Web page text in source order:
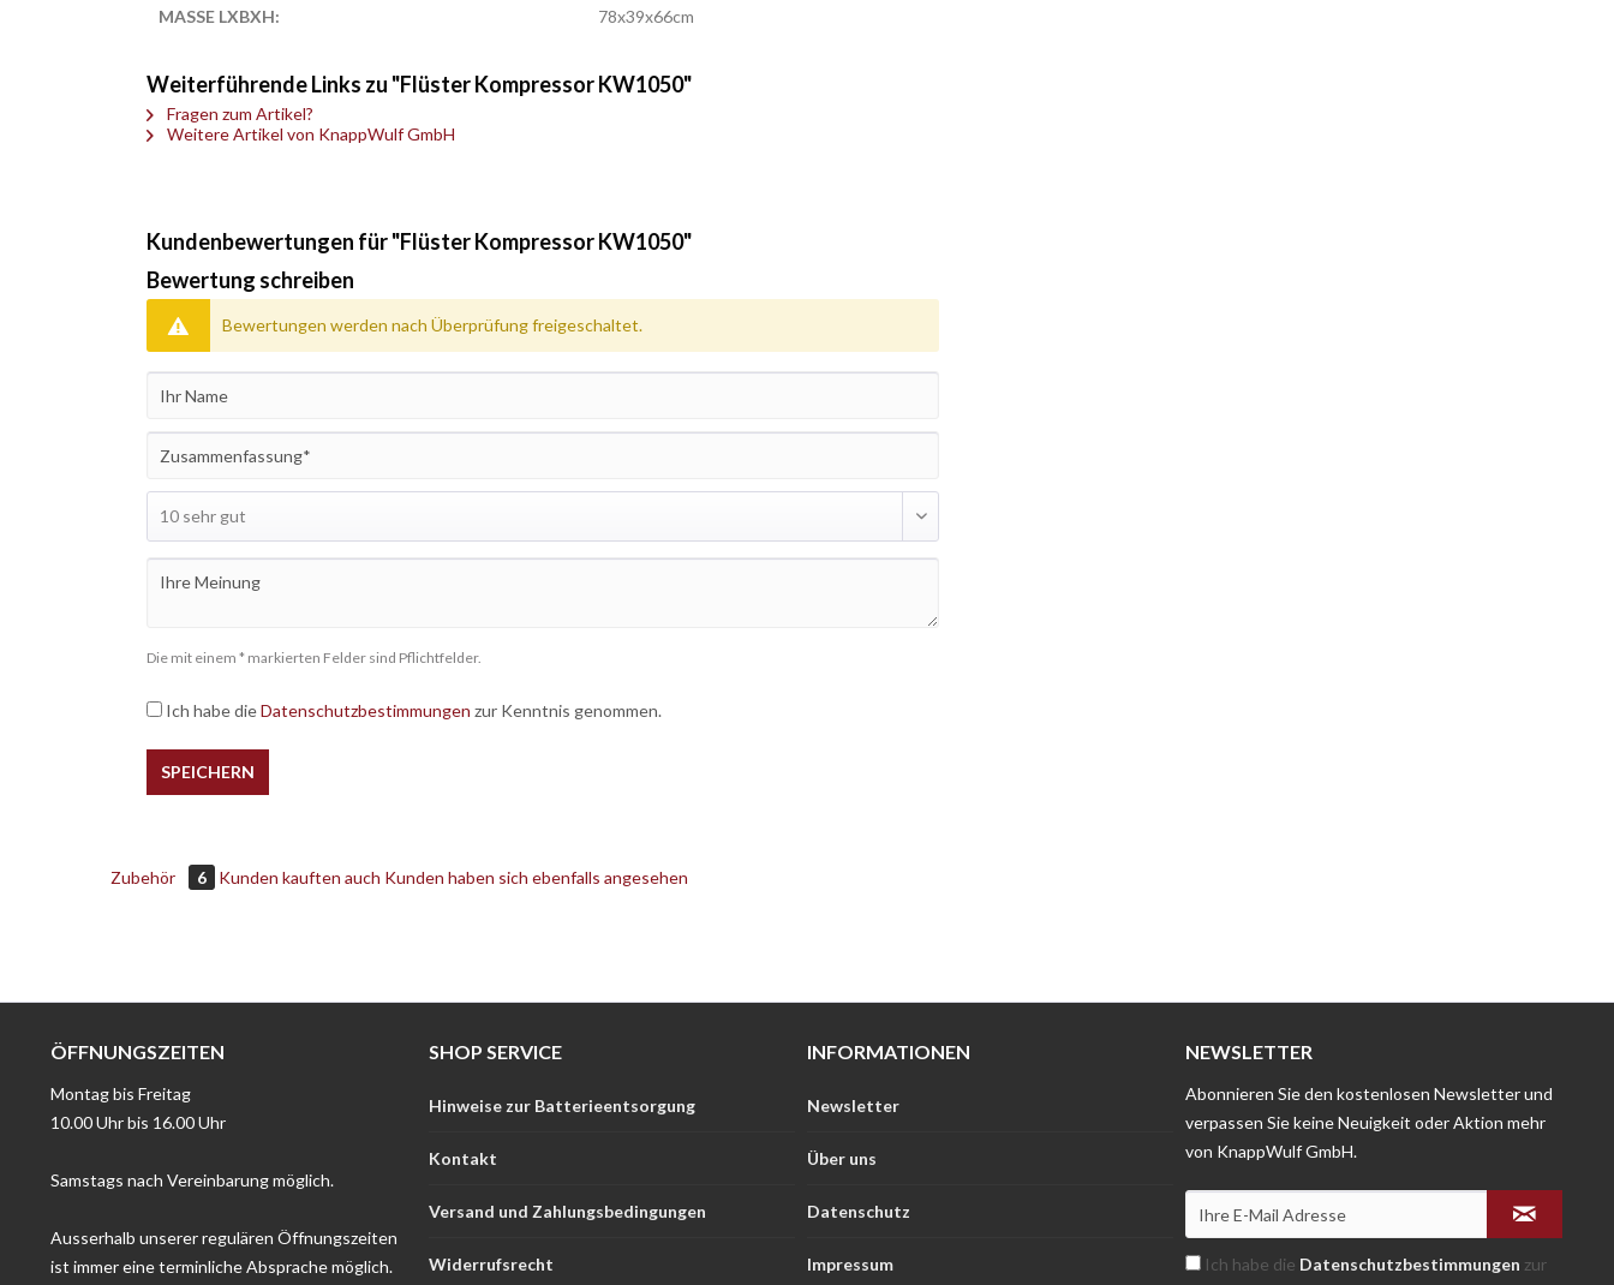
MASSE LXBXH: 78x39x66cm
Weiterführende Links zu "Flüster Kompressor KW1050"
Fragen zum Artikel?
Weitere Artikel von KnappWulf GmbH
Kundenbewertungen für "Flüster Kompressor KW1050"
Bewertung schreiben
Bewertungen werden nach Überprüfung freigeschaltet.
Die mit einem * markierten Felder sind Pflichtfelder.
Ich habe dieDatenschutzbestimmungen zur Kenntnis genommen.
SPEICHERN
Zubehör 6 Kunden kauften auch Kunden haben sich ebenfalls angesehen
ÖFFNUNGSZEITEN
Montag bis Freitag
10.00 Uhr bis 16.00 Uhr
Samstags nach Vereinbarung möglich.
Ausserhalb unserer regulären Öffnungszeiten
ist immer eine terminliche Absprache möglich.
SHOP SERVICE
Hinweise zur Batterieentsorgung
Kontakt
Versand und Zahlungsbedingungen
Widerrufsrecht
INFORMATIONEN
Newsletter
Über uns
Datenschutz
Impressum
NEWSLETTER
Abonnieren Sie den kostenlosen Newsletter und
verpassen Sie keine Neuigkeit oder Aktion mehr
von KnappWulf GmbH.
Ich habe die Datenschutzbestimmungen zur